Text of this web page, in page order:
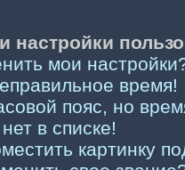
настройки
мои
время!
пояс, но
в списке!
картинку